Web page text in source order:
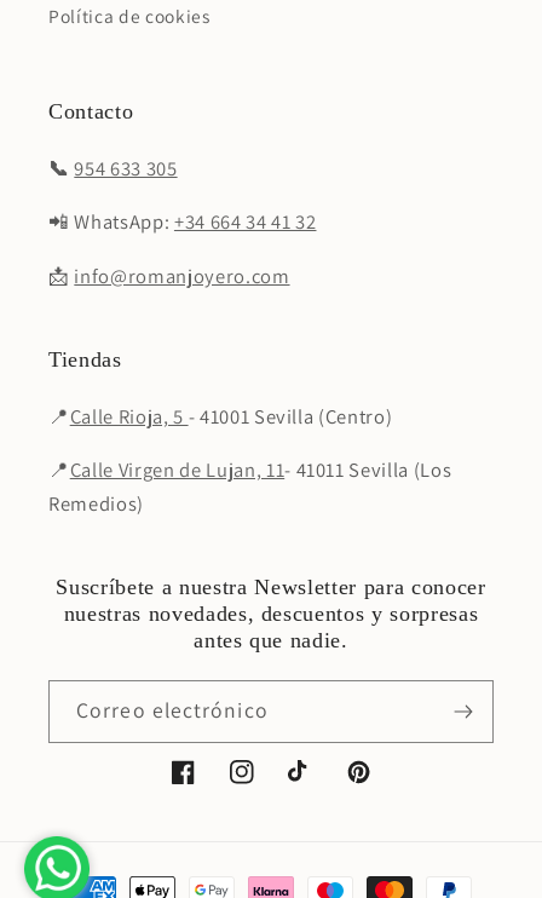
Política de cookies
Contacto
📞954 633 305
📲 WhatsApp: +34 664 34 41 32
📩 info@romanjoyero.com
Tiendas
📍Calle Rioja, 5 - 41001 Sevilla (Centro)
📍Calle Virgen de Lujan, 11- 41011 Sevilla (Los
Remedios)
Suscríbete a nuestra Newsletter para conocer
nuestras novedades, descuentos y sorpresas
antes que nadie.
Correo electrónico
FacebookInstagramTikTok Pinterest
Formas